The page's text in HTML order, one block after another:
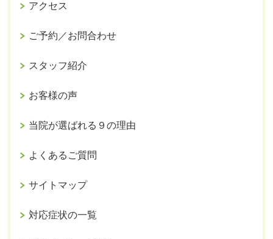
アクセス
ご予約／お問合わせ
スタッフ紹介
お客様の声
当院が選ばれる９の理由
よくあるご質問
サイトマップ
対応症状の一覧